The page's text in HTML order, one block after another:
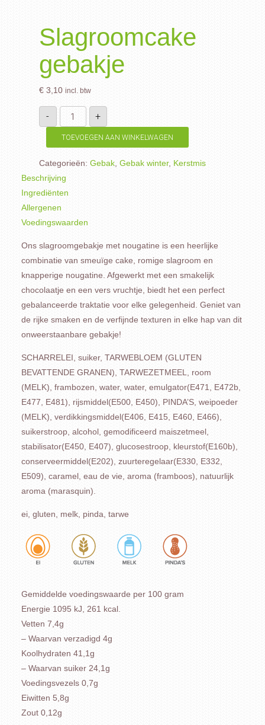
Slagroomcake
gebakje
€3,10 incl. btw
-
Slagroomcake
gebakje
aantal
+
TOEVOEGEN AAN WINKELWAGEN
Categorieën: Gebak, Gebak winter, Kerstmis
Beschrijving
Ingrediënten
Allergenen
Voedingswaarden
Ons slagroomgebakje met nougatine is een heerlijke
combinatie van smeuïge cake, romige slagroom en
knapperige nougatine. Afgewerkt met een smakelijk
chocolaatje en een vers vruchtje, biedt het een perfect
gebalanceerde traktatie voor elke gelegenheid. Geniet van
de rijke smaken en de verfijnde texturen in elke hap van dit
onweerstaanbare gebakje!
SCHARRELEI, suiker, TARWEBLOEM (GLUTEN
BEVATTENDE GRANEN), TARWEZETMEEL, room
(MELK), frambozen, water, water, emulgator(E471, E472b,
E477, E481), rijsmiddel(E500, E450), PINDA’S, weipoeder
(MELK), verdikkingsmiddel(E406, E415, E460, E466),
suikerstroop, alcohol, gemodificeerd maiszetmeel,
stabilisator(E450, E407), glucosestroop, kleurstof(E160b),
conserveermiddel(E202), zuurteregelaar(E330, E332,
E509), caramel, eau de vie, aroma (framboos), natuurlijk
aroma (marasquin).
ei, gluten, melk, pinda, tarwe
Gemiddelde voedingswaarde per 100 gram
Energie 1095 kJ, 261 kcal.
Vetten 7,4g
– Waarvan verzadigd 4g
Koolhydraten 41,1g
– Waarvan suiker 24,1g
Voedingsvezels 0,7g
Eiwitten 5,8g
Zout 0,12g